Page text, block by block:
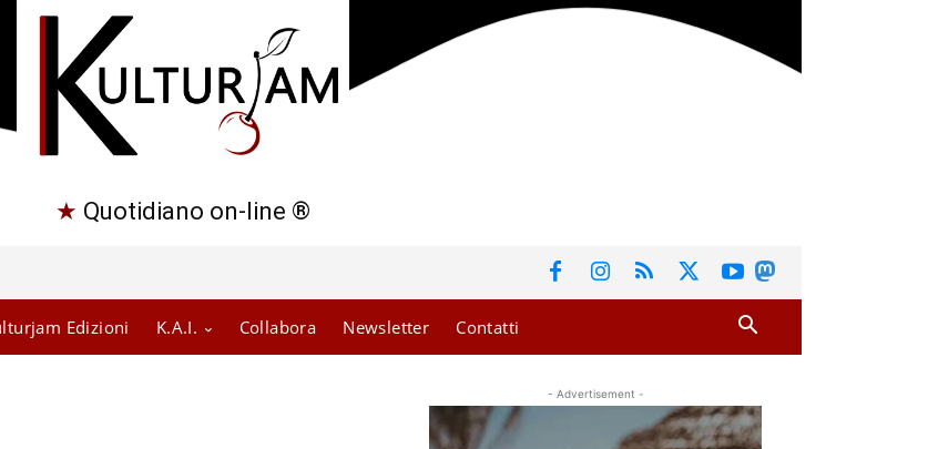
★ Quotidiano on-line ®
Edizioni K.A.I. Collabora Newsletter Contatti
- Advertisement -